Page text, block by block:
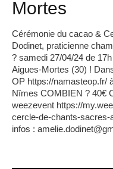
Mortes
Cérémonie du cacao &
Dodinet, praticienne
? samedi 27/04/24 de
Aigues-Mortes (30) !
OP https://namasteop.fr/
Nîmes COMBIEN ? 40€
weezevent https://
cercle-de-chants-sacres-
infos :